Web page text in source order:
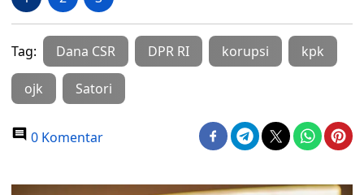
Tag: Dana CSR DPR RI korupsi kpk
ojk Satori
0 Komentar